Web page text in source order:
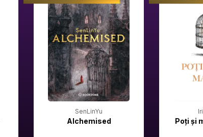
SenLinYu
Alchemised Poți și